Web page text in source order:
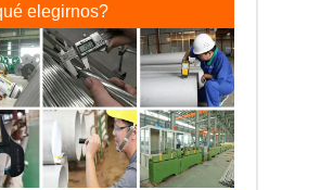
elegirnos?